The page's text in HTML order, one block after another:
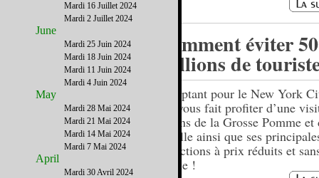
Comment éviter
millions de
En optant pour le New York
qui vous fait profiter d’une
pépins de la Grosse Pomme
la ville ainsi que ses
attractions à prix réduits et
queue !
Mardi 16 Juillet 2024
Mardi 2 Juillet 2024
June
Mardi 25 Juin 2024
Mardi 18 Juin 2024
Mardi 11 Juin 2024
Mardi 4 Juin 2024
May
Mardi 28 Mai 2024
Mardi 21 Mai 2024
Mardi 14 Mai 2024
Mardi 7 Mai 2024
April
Mardi 30 Avril 2024